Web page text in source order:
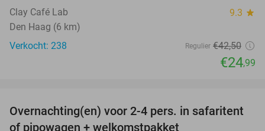
Clay Café Lab 9.3 star
Den Haag (6 km)
Verkocht: 238
Regulier €42,50
€24,99
39%
Overnachting(en) voor 2-4 pers. in safaritent
of pipowagen + welkomstpakket